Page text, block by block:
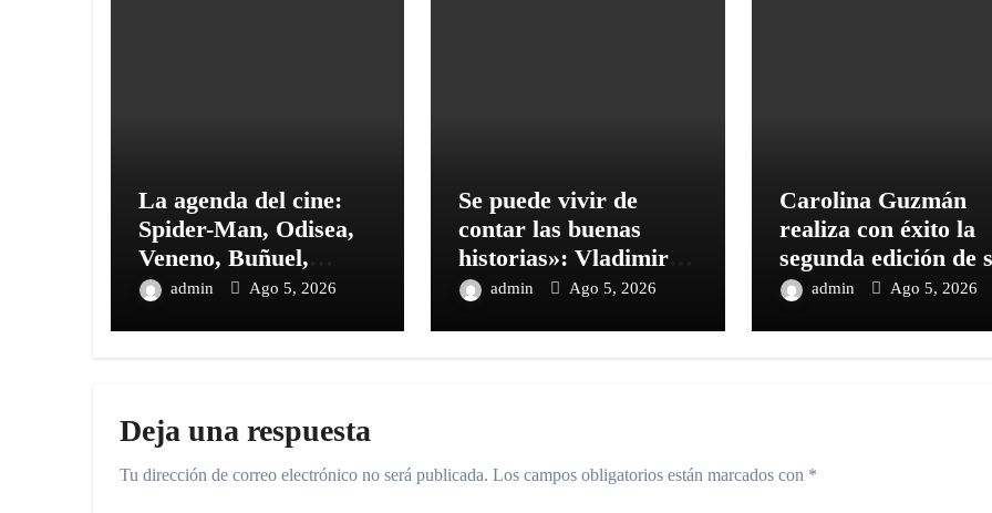
La agenda del cine:
Spider-Man, Odisea,
Veneno, Buñuel,
Andrea, Melodrama y
admin Ago 5, 2026
Se puede vivir de
contar las buenas
historias»: Vladimir
Jáquez, «Lord
admin Ago 5, 2026
Carolina Guzmán
realiza con éxito la
segunda edición de
Taller de
admin Ago 5, 2026
Deja una respuesta
Tu dirección de correo electrónico no será publicada. Los campos obligatorios están marcados con *